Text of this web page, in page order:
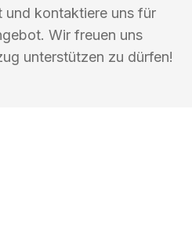
und kontaktiere uns für
Wir freuen uns
unterstützen zu dürfen!